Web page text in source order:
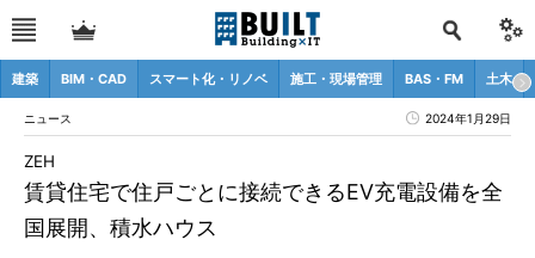
建築 BIM・CAD スマート化・リノベ 施工・現場管理 BAS・FM 土木
ニュース 2024年1月29日
賃貸住宅で住戸ごとに接続できるEV充電設備を全
国展開、積水ハウス
ZEH